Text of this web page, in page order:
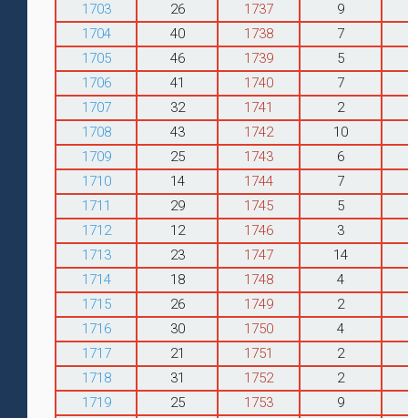
1703
26 1737
9
1704
40 1738
7
1705
46 1739
5
1706
41 1740
7
1707
32 1741
2
1708
43 1742
10
1709
25 1743
6
1710
14 1744
7
1711
29 1745
5
1712
12 1746
3
1713
23 1747
14
1714
18 1748
4
1715
26 1749
2
1716
30 1750
4
1717
21 1751
2
1718
31 1752
2
1719
25 1753
9